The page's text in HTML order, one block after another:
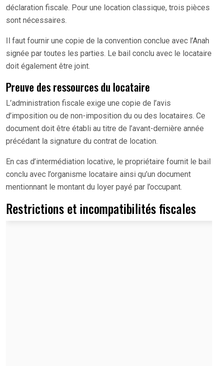
déclaration fiscale. Pour une location classique, trois pièces
sont nécessaires.
Il faut fournir une copie de la convention conclue avec l’Anah
signée par toutes les parties. Le bail conclu avec le locataire
doit également être joint.
Preuve des ressources du locataire
L’administration fiscale exige une copie de l’avis
d’imposition ou de non-imposition du ou des locataires. Ce
document doit être établi au titre de l’avant-dernière année
précédant la signature du contrat de location.
En cas d’intermédiation locative, le propriétaire fournit le bail
conclu avec l’organisme locataire ainsi qu’un document
mentionnant le montant du loyer payé par l’occupant.
Restrictions et incompatibilités fiscales